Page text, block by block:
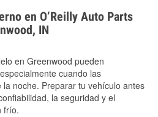
condiciones de frío
comprobar la protección
sección How-To.
en O’Reilly Auto Parts
IN
en Greenwood pueden
cuando las
noche. Preparar tu vehículo antes
la seguridad y el
frío.